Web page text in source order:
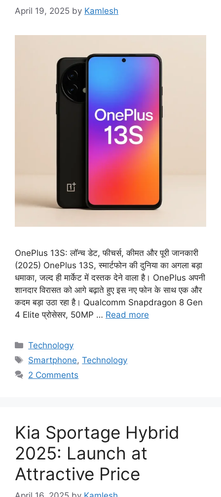
April 19, 2025 by Kamlesh
OnePlus 13S: लॉन्च डेट, फीचर्स, कीमत और पूरी जानकारी
(2025) OnePlus 13S, स्मार्टफोन की दुनिया का अगला बड़ा
धमाका, जल्द ही मार्केट में दस्तक देने वाला है। OnePlus अपनी
शानदार विरासत को आगे बढ़ाते हुए इस नए फोन के साथ एक और
कदम बड़ा उठा रहा है। Qualcomm Snapdragon 8 Gen
4 Elite प्रोसेसर, 50MP … Read more
Categories
Technology
Tags
Smartphone,Technology
2 Comments
Kia Sportage Hybrid
2025: Launch at
Attractive Price